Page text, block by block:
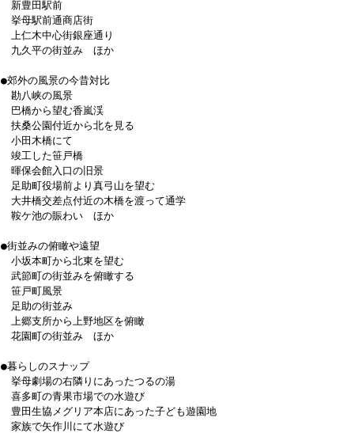
新豊田駅前
挙母駅前通商店街
上仁木中心街銀座通り
九久平の街並み ほか
●郊外の風景の今昔対比
勘八峡の風景
巴橋から望む香嵐渓
扶桑公園付近から北を見る
小田木橋にて
竣工した笹戸橋
暉保会館入口の旧景
足助町役場前より真弓山を望む
大井橋交差点付近の木橋を渡って通学
鞍ケ池の賑わい ほか
●街並みの俯瞰や遠望
小坂本町から北東を望む
武節町の街並みを俯瞰する
笹戸町風景
足助の街並み
上郷支所から上野地区を俯瞰
花園町の街並み ほか
●暮らしのスナップ
挙母劇場の右隣りにあったつるの湯
喜多町の青果市場での水遊び
豊田生協メグリア本店にあった子ども遊園地
家族で矢作川にて水遊び